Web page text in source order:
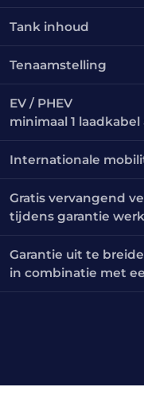
Tank inhoud
Tenaamstelling
EV / PHEV
minimaal 1
Internationale
Gratis vervangend
tijdens garantie
Garantie uit te
in combinatie met